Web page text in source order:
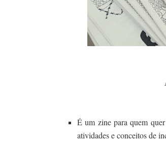
É um zine para quem
atividades e conceitos de